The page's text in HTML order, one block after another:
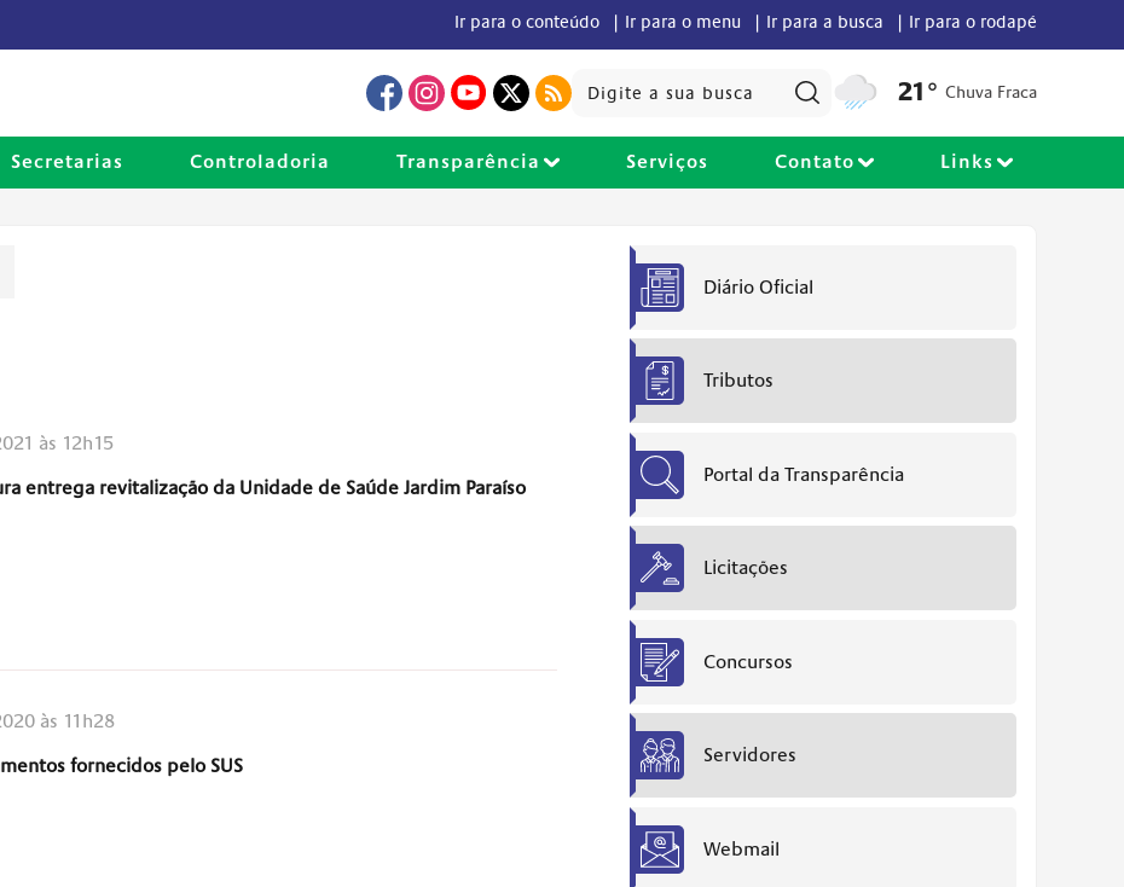
Ir para o conteúdo | Ir para o menu | Ir para a busca | Ir para o rodapé
Pesquisar:21° Chuva Fraca
Secretarias Controladoria Transparência Serviços Contato Links
às 12h15
entrega revitalização da Unidade de Saúde Jardim Paraíso
às 11h28
fornecidos pelo SUS
Diário Oficial
Tributos
Portal da Transparência
Licitações
Concursos
Servidores
Webmail